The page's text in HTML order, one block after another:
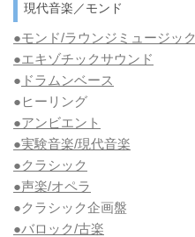
現代音楽／モンド
●モンド/ラウンジミュージック
●エキゾチックサウンド
● ドラムンベース
●ヒーリング
●アンビエント
●実験音楽/現代音楽
●クラシック
●声楽/オペラ
●クラシック企画盤
●バロック/古楽